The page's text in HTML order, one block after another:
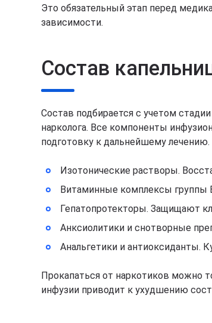
Это обязательный этап перед
зависимости.
Состав
Состав подбирается с учетом
нарколога. Все компоненты
подготовку к дальнейшему
Изотонические растворы.
Витаминные комплексы группы
Гепатопротекторы. Защищают
Анксиолитики и снотворные
Анальгетики и антиоксиданты.
Прокапаться от наркотиков можно
инфузии приводит к ухудшению